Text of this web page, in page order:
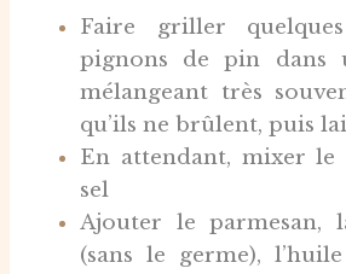
Faire griller
pignons de pin dans
mélangeant très
qu’ils ne brûlent, puis
En attendant, mixer le
sel
Ajouter le parmesan,
(sans le germe),